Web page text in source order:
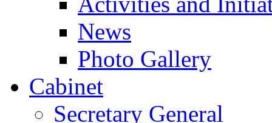
News
Photo Gallery
Cabinet
Secretary General